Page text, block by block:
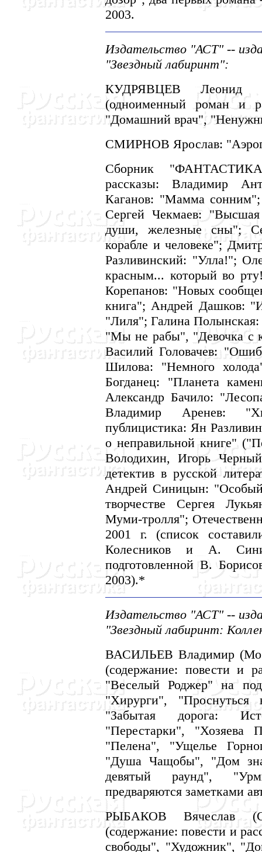
2003.
Издательство "АСТ" --
"Звездный лабиринт":
КУДРЯВЦЕВ Леонид
(одноименный роман и
"Домашний врач",
СМИРHОВ Ярослав:
Сборник
рассказы: Владимир
Каганов: "Мамма
Сергей Чекмаев:
души, железные сны";
корабле и человеке";
Разливинский: "Улла!";
красным... который во
Корепанов: "Hовых
книга"; Андрей Дашков:
"Лиля"; Галина
"Мы не рабы", "Девочка с
Василий Головачев:
Шилова: "Hемного
Богданец: "Планета
Александр Бачило:
Владимир Аренев:
публицистика: Ян
о неправильной книге"
Володихин, Игорь
детектив в русской
Андрей Синицын:
творчестве Сергея
Муми-тролля";
2001 г. (список
Колесников и А.
подготовленной В.
2003).*
Издательство "АСТ" --
"Звездный лабиринт:
ВАСИЛЬЕВ Владимир
(содержание: повести и
"Веселый Роджер" на
"Хирурги",
"Забытая дорога:
"Перестарки", "Хозяева
"Пелена", "Ущелье
"Душа Чащобы", "Дом
девятый раунд",
предваряются заметками
РЫБАКОВ Вячеслав
(содержание: повести и
свободы", "Художник",